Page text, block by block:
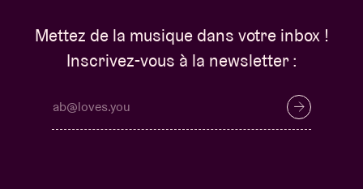
Mettez de la musique dans votre inbox !
Inscrivez-vous à la newsletter :